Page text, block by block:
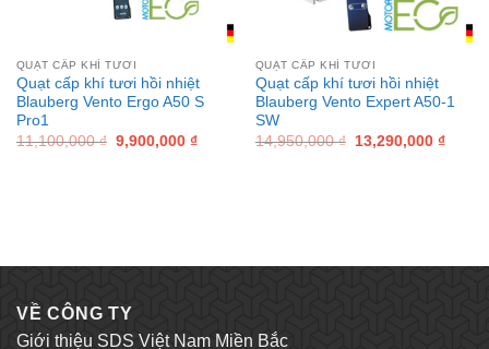
QUẠT CẤP KHÍ TƯƠI
Quạt cấp khí tươi hồi nhiệt
Blauberg Vento Ergo A50 S
Pro1
11,100,000₫ Original
9,900,000 ₫Current
QUẠT CẤP KHÍ TƯƠI
Quạt cấp khí tươi hồi nhiệt
Blauberg Vento Expert A50-1
SW
14,950,000₫
Original
13,290,000 ₫
VỀ CÔNG TY
Giới thiệu SDS Việt Nam Miền Bắc